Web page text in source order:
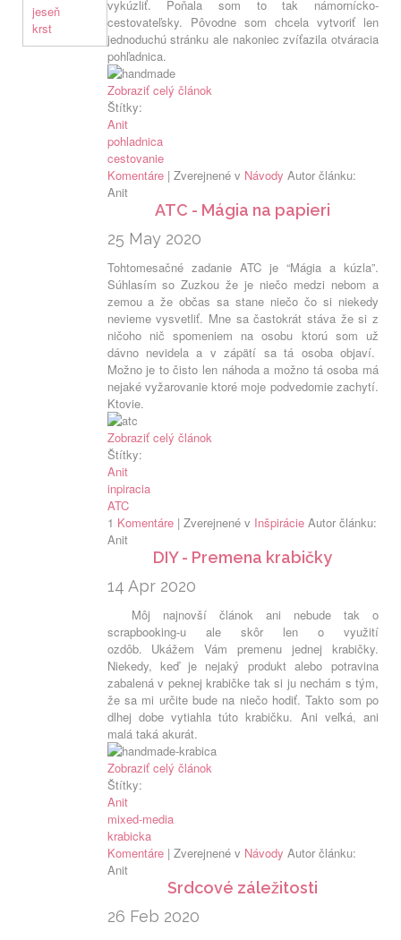
vykúzliť. Poňala som to tak námornícko-
cestovateľsky. Pôvodne som chcela vytvoriť len
jednoduchú stránku ale nakoniec zvíťazila otváracia
pohľadnica.
Zobraziť celý článok
Štítky:
Anit
pohladnica
cestovanie
Komentáre| Zverejnené v Návody Autor článku:
Anit
ATC - Mágia na papieri
25 May 2020
Tohtomesačné zadanie ATC je “Mágia a kúzla”.
Súhlasím so Zuzkou že je niečo medzi nebom a
zemou a že občas sa stane niečo čo si niekedy
nevieme vysvetliť. Mne sa častokrát stáva že si z
ničoho nič spomeniem na osobu ktorú som už
dávno nevidela a v zápätí sa tá osoba objaví.
Možno je to čisto len náhoda a možno tá osoba má
nejaké vyžarovanie ktoré moje podvedomie zachytí.
Ktovie.
Zobraziť celý článok
Štítky:
Anit
inpiracia
ATC
1 Komentáre| Zverejnené v InšpirácieAutor článku:
Anit
DIY - Premena krabičky
14 Apr 2020
Môj najnovší článok ani nebude tak o
scrapbooking-u ale skôr len o využití
ozdôb. Ukážem Vám premenu jednej krabičky.
Niekedy, keď je nejaký produkt alebo potravina
zabalená v peknej krabičke tak si ju nechám s tým,
že sa mi určite bude na niečo hodiť. Takto som po
dlhej dobe vytiahla túto krabičku. Ani veľká, ani
malá taká akurát.
Zobraziť celý článok
Štítky:
Anit
mixed-media
krabicka
Komentáre| Zverejnené v Návody Autor článku:
Anit
Srdcové záležitosti
26 Feb 2020
jeseň
krst